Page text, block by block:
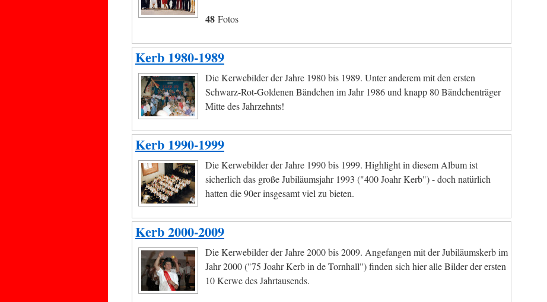
48 Fotos
Kerb 1980-1989
Die Kerwebilder der Jahre 1980 bis 1989. Unter anderem mit den ersten
Schwarz-Rot-Goldenen Bändchen im Jahr 1986 und knapp 80 Bändchenträger
Mitte des Jahrzehnts!
Kerb 1990-1999
Die Kerwebilder der Jahre 1990 bis 1999. Highlight in diesem Album ist
sicherlich das große Jubiläumsjahr 1993 ("400 Joahr Kerb") - doch natürlich
hatten die 90er insgesamt viel zu bieten.
Kerb 2000-2009
Die Kerwebilder der Jahre 2000 bis 2009. Angefangen mit der Jubiläumskerb im
Jahr 2000 ("75 Joahr Kerb in de Tornhall") finden sich hier alle Bilder der ersten
10 Kerwe des Jahrtausends.